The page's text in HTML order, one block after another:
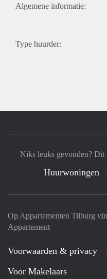
Algemene informatie:
Type huurder:
Op Appartementen Tilburg
Appartement
Voorwaarden & privacy
Voor Makelaars
Niks leuks gevonden? Dit
Huurwoningen